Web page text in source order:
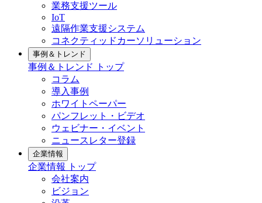
業務支援ツール
IoT
遠隔作業支援システム
コネクティッドカーソリューション
事例＆トレンド
事例＆トレンド トップ
コラム
導入事例
ホワイトペーパー
パンフレット・ビデオ
ウェビナー・イベント
ニュースレター登録
企業情報
企業情報 トップ
会社案内
ビジョン